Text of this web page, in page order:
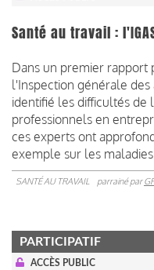
Santé au travail :
Dans un premier rapport
l'Inspection générale des
identifié les difficultés de
professionnels en
ces experts ont
exemple sur les
SANTÉ AU TRAVAIL parrainé par
PARTICIPATIF
ACCÈS PUBLIC